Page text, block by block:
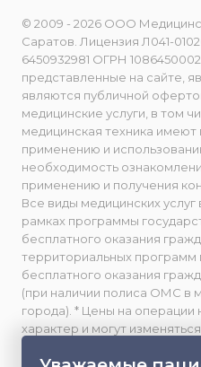
© 2009 - 2026 ООО
Саратов. Лицензия Л041-
6450932981 ОГРН
представленные на сайте,
являются публичной
медицинские услуги, в том
медицинская техника имеют
применению и
необходимость
применению и получения
Все виды медицинских
рамках программы
бесплатного оказания
территориальных программ
бесплатного оказания
(при наличии полиса ОМС в
города). * Цены на
характер и могут